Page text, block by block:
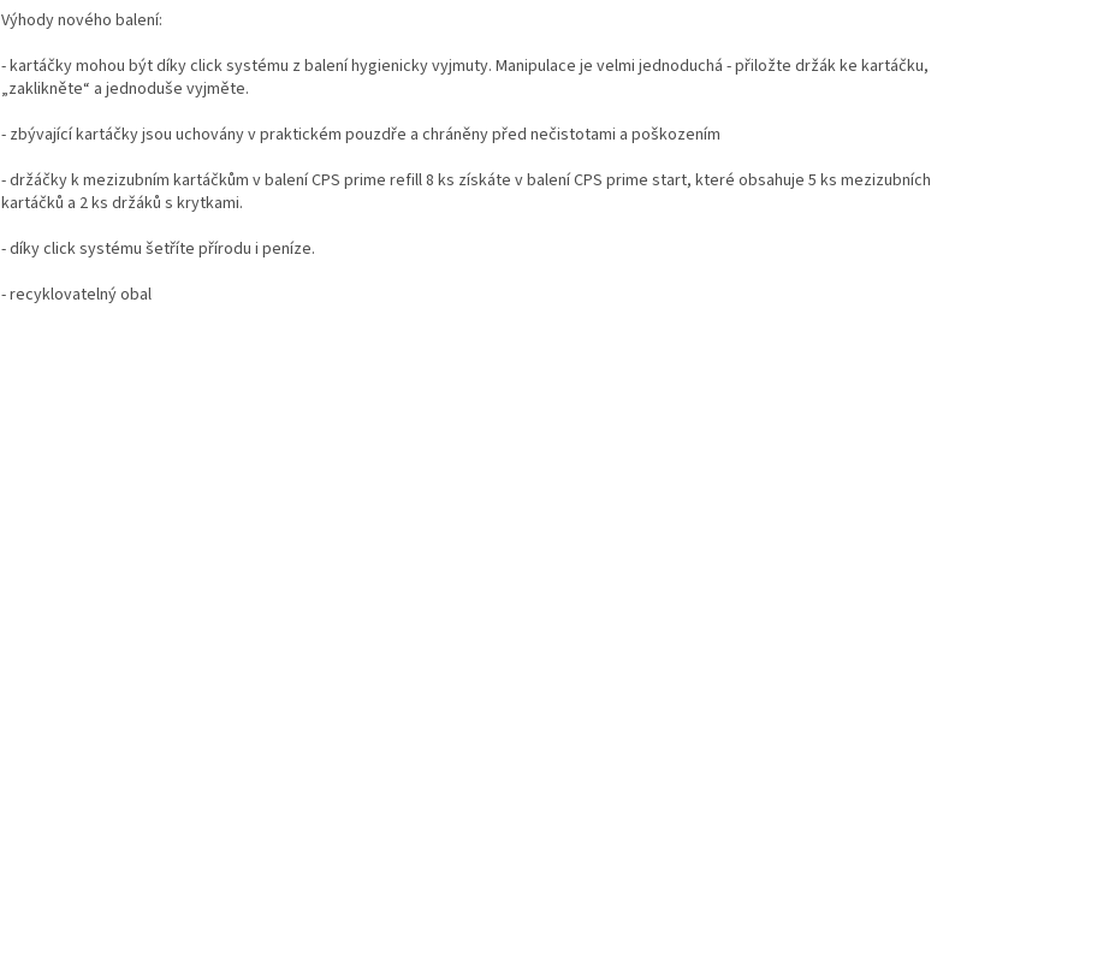
Výhody nového balení:
- kartáčky mohou být díky click systému z balení hygienicky vyjmuty. Manipulace je velmi jednoduchá - přiložte držák ke kartáčku,
„zaklikněte“ a jednoduše vyjměte.
- zbývající kartáčky jsou uchovány v praktickém pouzdře a chráněny před nečistotami a poškozením
- držáčky k mezizubním kartáčkům v balení CPS prime refill 8 ks získáte v balení CPS prime start, které obsahuje 5 ks mezizubních
kartáčků a 2 ks držáků s krytkami.
- díky click systému šetříte přírodu i peníze.
- recyklovatelný obal